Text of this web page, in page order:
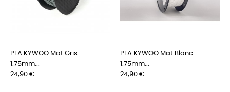
PLA KYWOO Mat Gris-
1.75mm...
Preis
24,90 €
PLA KYWOO Mat Blanc-
1.75mm...
Preis
24,90 €